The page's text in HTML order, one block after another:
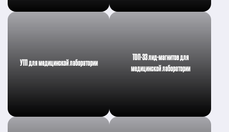
УТП для медицинской лаборатории
ТОП-33 лид-магнитов для
медицинской лаборатории